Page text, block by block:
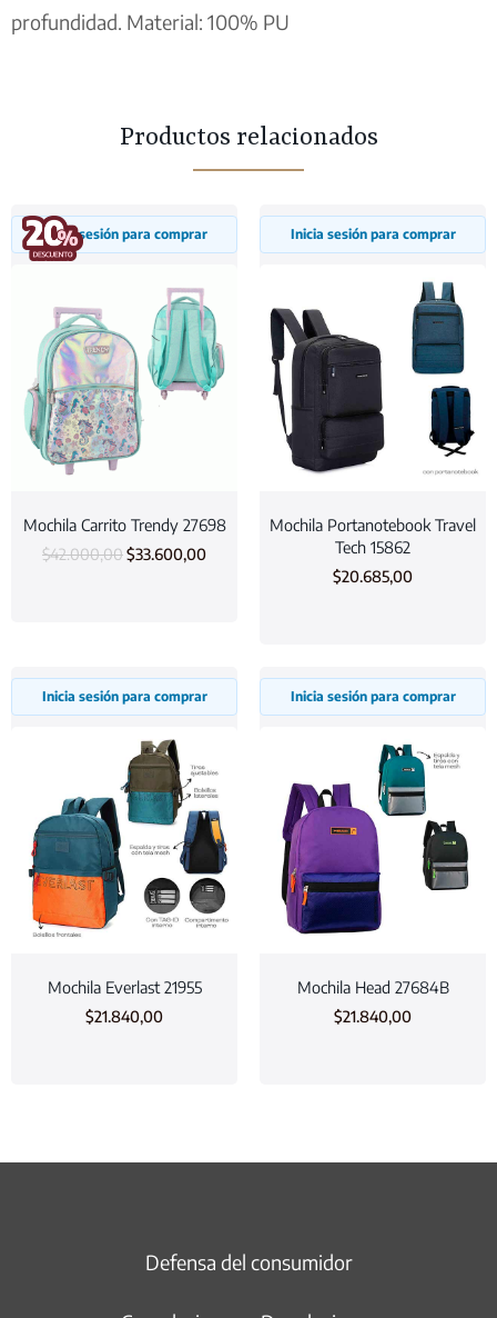
profundidad. Material: 100% PU
Productos relacionados
Inicia sesión para comprar
Mochila Carrito Trendy 27698
$42.000,00$33.600,00
Inicia sesión para comprar
Mochila Portanotebook Travel
Tech 15862
$20.685,00
Inicia sesión para comprar
Mochila Everlast 21955
$21.840,00
Inicia sesión para comprar
Mochila Head 27684B
$21.840,00
Defensa del consumidor